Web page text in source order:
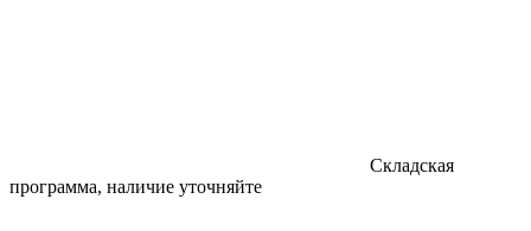
Складская
программа, наличие уточняйте